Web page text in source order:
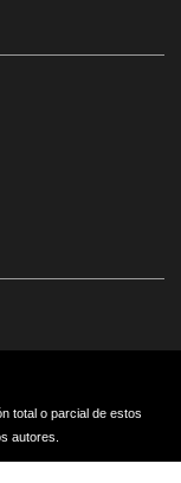
total o parcial de estos
autores.